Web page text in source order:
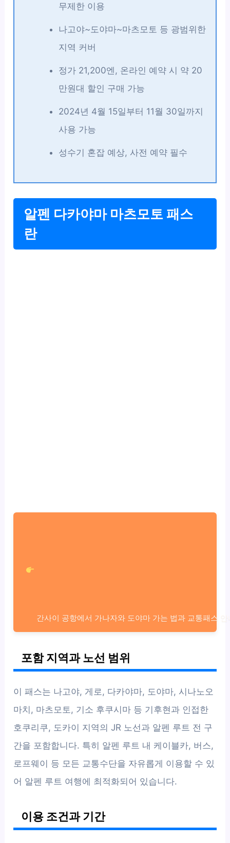
무제한 이용
나고야~도야마~마츠모토 등 광범위한
지역 커버
정가 21,200엔, 온라인 예약 시 약 20
만원대 할인 구매 가능
2024년 4월 15일부터 11월 30일까지
사용 가능
성수기 혼잡 예상, 사전 예약 필수
알펜 다카야마 마츠모토 패스
란
간사이 공항에서 가나자와 도야마 가는 법과 교통패스 안
포함 지역과 노선 범위
이 패스는 나고야, 게로, 다카야마, 도야마, 시나노오
마치, 마츠모토, 기소 후쿠시마 등 기후현과 인접한
호쿠리쿠, 도카이 지역의 JR 노선과 알펜 루트 전 구
간을 포함합니다. 특히 알펜 루트 내 케이블카, 버스,
로프웨이 등 모든 교통수단을 자유롭게 이용할 수 있
어 알펜 루트 여행에 최적화되어 있습니다.
이용 조건과 기간